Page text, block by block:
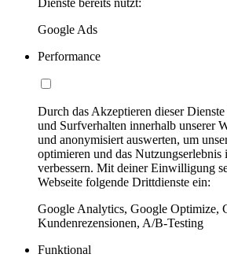
Dienste bereits nutzt:
Google Ads
Performance
Durch das Akzeptieren dieser
und Surfverhalten innerhalb unserer
und anonymisiert auswerten, um
optimieren und das Nutzungserlebnis
verbessern. Mit deiner Einwilligung
Webseite folgende Drittdienste ein:
Google Analytics, Google Optimize,
Kundenrezensionen, A/B-Testing
Funktional